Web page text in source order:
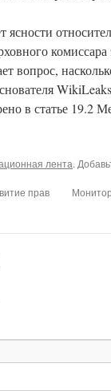
вопрос,
в статье 19.2
лента.
прав